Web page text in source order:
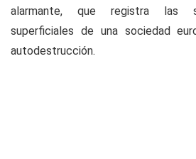
alarmante, que registra las
superficiales de una sociedad
autodestrucción.